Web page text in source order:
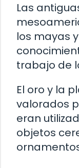
Las
los mayas
trabajo de
El oro y la
valorados
eran
objetos